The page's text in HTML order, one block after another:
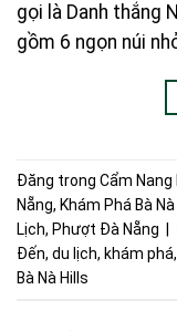
gọi là Danh thắng
gồm 6 ngọn núi
Đăng trong Cẩm Nang
Nẵng, Khám Phá Bà
Lịch, Phượt Đà Nẵng |
Đến, du lịch, khám phá,
Bà Nà Hills